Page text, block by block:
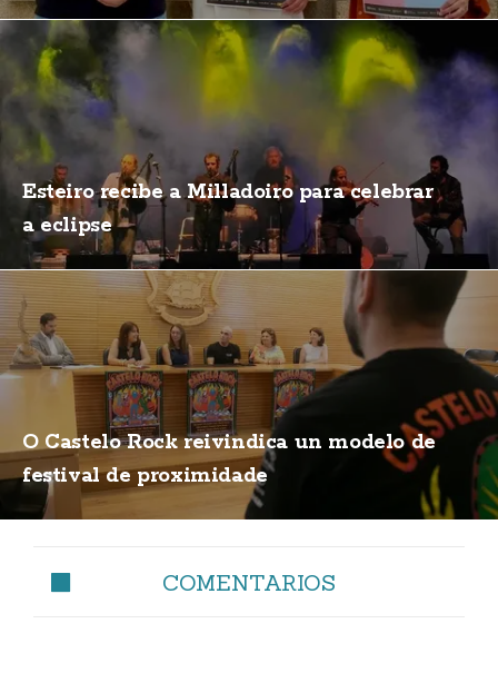
Esteiro recibe a Milladoiro para celebrar
a eclipse
O Castelo Rock reivindica un modelo de
festival de proximidade
COMENTARIOS